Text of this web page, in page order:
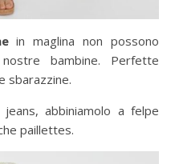
in maglina non possono
bambine. Perfette
sbarazzine.
abbiniamolo a felpe
paillettes.